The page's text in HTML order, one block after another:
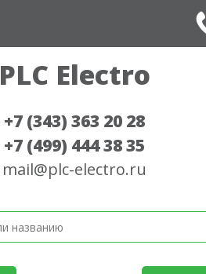
PLC Electro
+7 (343) 363 20 28
+7 (499) 444 38 35
mail@plc-electro.ru